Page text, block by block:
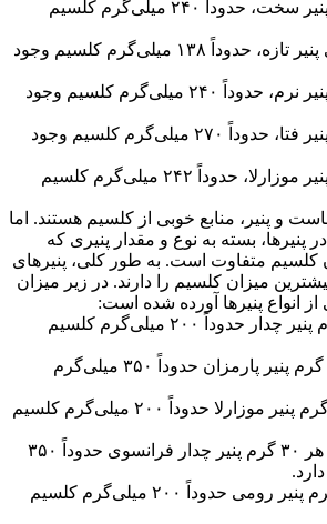
در هر قالب ۳۰ گرمی پنیر سخت، حدوداً ۲۴۰ میلی‌گرم کلسیم
در هر قالب ۲۰۰ گرمی پنیر تازه، حدوداً ۱۳۸ میلی‌گرم کلسیم وجود
در هر قالب ۶۰ گرمی پنیر نرم، حدوداً ۲۴۰ میلی‌گرم کلسیم وجود
در هر قالب ۶۰ گرمی پنیر فتا، حدوداً ۲۷۰ میلی‌گرم کلسیم وجود
در هر قالب ۶۰ گرمی پنیر موزارلا، حدوداً ۲۴۲ میلی‌گرم کلسیم
و پنیر، منابع خوبی از کلسیم هستند. اما
پنیرها، بسته به نوع و مقدار پنیری که
متفاوت است. به طور کلی، پنیرهای
میزان کلسیم را دارند. در زیر میزان
انواع پنیرها آورده شده است:
پنیر چدار: در هر ۳۰ گرم پنیر چدار حدوداً ۲۰۰ میلی‌گرم کلسیم
پنیر پارمزان: در هر ۳۰ گرم پنیر پارمزان حدوداً ۳۵۰ میلی‌گرم
پنیر موزارلا: در هر ۳۰ گرم پنیر موزارلا حدوداً ۲۰۰ میلی‌گرم کلسیم
پنیر چدار فرانسوی: در هر ۳۰ گرم پنیر چدار فرانسوی حدوداً ۳۵۰
پنیر رومی: در هر ۳۰ گرم پنیر رومی حدوداً ۲۰۰ میلی‌گرم کلسیم